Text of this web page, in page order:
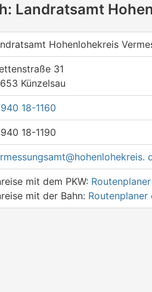
Landratsamt
Hohenlohekreis
31
Künzelsau
18-1160
18-1190
mit dem PKW:
mit der Bahn: Routenplaner